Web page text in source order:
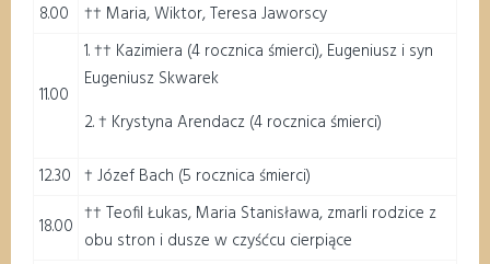
8.00
†† Maria, Wiktor, Teresa Jaworscy
11.00
1. †† Kazimiera (4 rocznica śmierci), Eugeniusz i syn
Eugeniusz Skwarek
2. † Krystyna Arendacz (4 rocznica śmierci)
12.30 † Józef Bach (5 rocznica śmierci)
18.00 †† Teofil Łukas, Maria Stanisława, zmarli rodzice z
obu stron i dusze w czyśćcu cierpiące